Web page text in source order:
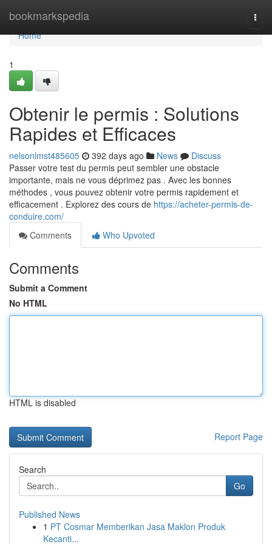
bookmarkspedia
Home
Home
1
Obtenir le permis : Solutions
Rapides et Efficaces
nelsonlmst485605 392 days ago News
Discuss
Passer votre test du permis peut sembler une obstacle
importante, mais ne vous déprimez pas . Avec les bonnes
méthodes , vous pouvez obtenir votre permis rapidement et
efficacement . Explorez des cours de https://acheter-permis-de-
conduire.com/
Comments
Who Upvoted
Comments
Submit a Comment
No HTML
HTML is disabled
Report Page
Search
Go
Published News
1 PT Cosmar Memberikan Jasa Maklon Produk
Kecanti...